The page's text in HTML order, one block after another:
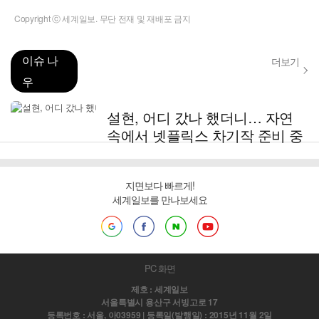
Copyright ⓒ 세계일보. 무단 전재 및 재배포 금지
이슈 나
우
더보기
설현, 어디 갔나 했더니… 자연
속에서 넷플릭스 차기작 준비 중
지면보다 빠르게!
세계일보를 만나보세요
PC 화면
제호 : 세계일보
서울특별시 용산구 서빙고로 17
등록번호 : 서울, 아03959 | 등록일(발행일) : 2015년 11월 2일